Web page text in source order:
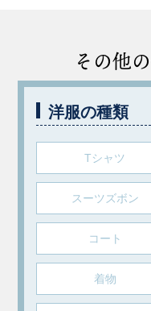
その他
洋服の種類
Tシャツ
スーツズボン
コート
着物